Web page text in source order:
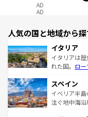
AD
AD
人気の国と地域から
イタリア
イタリアは
れた国。 ロー
ろん、トス
景など、自
ピザやパス
スペイン
イベリア半
注ぐ地中海